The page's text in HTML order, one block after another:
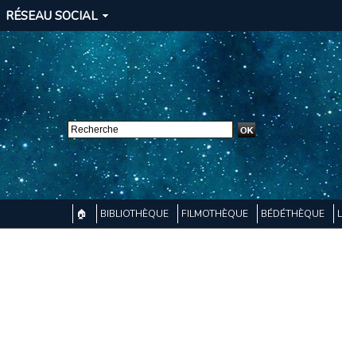
RÉSEAU SOCIAL
🏠 BIBLIOTHÈQUE FILMOTHÈQUE BÉDÉTHÈQUE